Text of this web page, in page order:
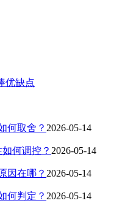
优缺点
何取舍？ 2026-05-14
何调控？ 2026-05-14
因在哪？ 2026-05-14
何判定？ 2026-05-14